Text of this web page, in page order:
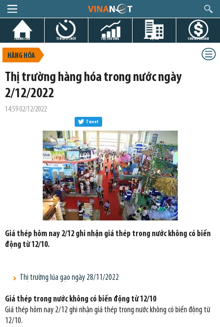
TRANG CHỦ TIN GIỜ CHÓT THỊ TRƯỜNG DỰ ÁN CHỨNG KHOÁN
HÀNG HÓA
Thị trường hàng hóa trong nước ngày
2/12/2022
14:59 02/12/2022
Tweet
Giá thép hôm nay 2/12 ghi nhận giá thép trong nước không có biến
động từ 12/10.
Thị trường lúa gạo ngày 28/11/2022
Giá thép trong nước không có biến động từ 12/10
Giá thép hôm nay 2/12 ghi nhận giá thép trong nước không có biến động từ
12/10.